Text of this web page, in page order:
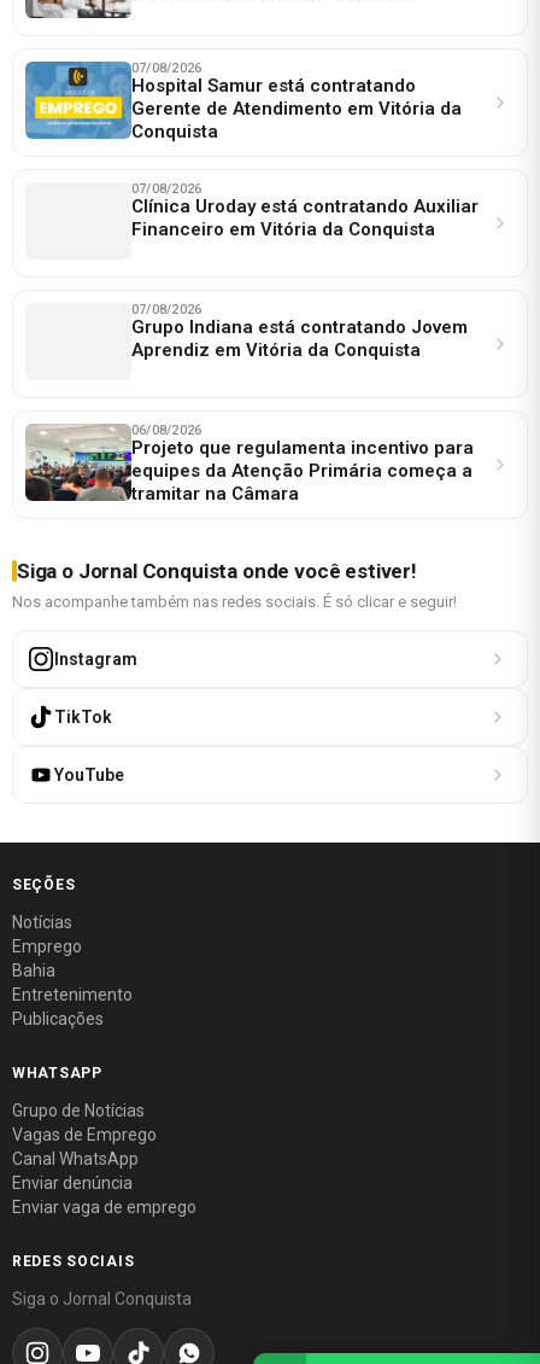
07/08/2026
Hospital Samur está contratando
Gerente de Atendimento em Vitória da
Conquista
07/08/2026
Clínica Uroday está contratando Auxiliar
Financeiro em Vitória da Conquista
07/08/2026
Grupo Indiana está contratando Jovem
Aprendiz em Vitória da Conquista
06/08/2026
Projeto que regulamenta incentivo para
equipes da Atenção Primária começa a
tramitar na Câmara
Siga o Jornal Conquista onde você estiver!
Nos acompanhe também nas redes sociais. É só clicar e seguir!
Instagram
TikTok
YouTube
SEÇÕES
Notícias
Emprego
Bahia
Entretenimento
Publicações
WHATSAPP
Grupo de Notícias
Vagas de Emprego
Canal WhatsApp
Enviar denúncia
Enviar vaga de emprego
REDES SOCIAIS
Siga o Jornal Conquista